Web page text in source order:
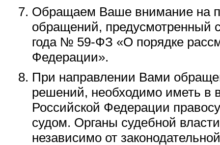
Обращаем Ваше внимание на
обращений, предусмотренный
года № 59-ФЗ «О порядке
Федерации».
При направлении Вами
решений, необходимо иметь в
Российской Федерации
судом. Органы судебной
независимо от